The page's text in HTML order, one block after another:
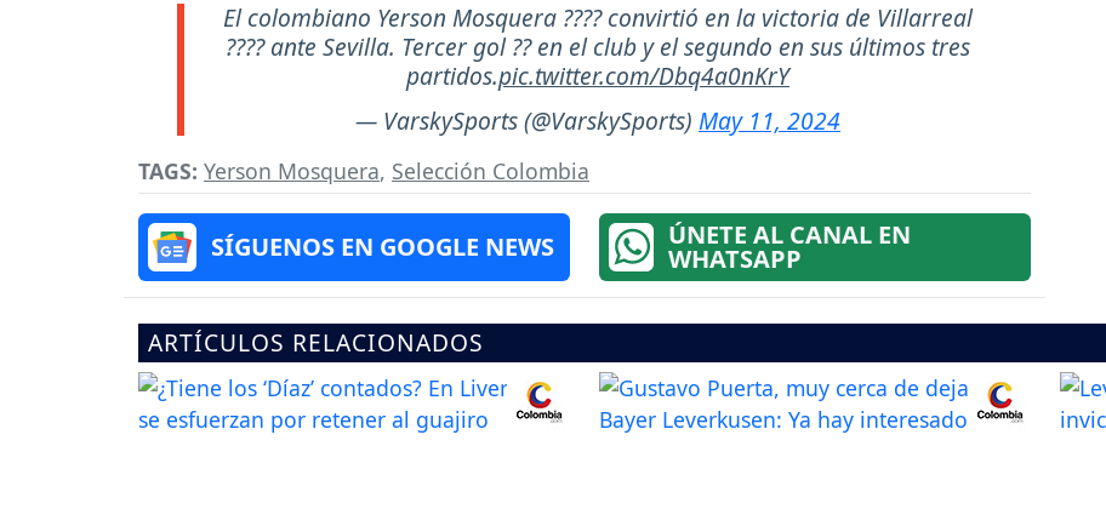
El colombiano Yerson Mosquera ???? convirtió en la victoria de Villarreal
???? ante Sevilla. Tercer gol ?? en el club y el segundo en sus últimos tres
partidos.pic.twitter.com/Dbq4a0nKrY
— VarskySports (@VarskySports) May 11, 2024
TAGS: Yerson Mosquera, Selección Colombia
SÍGUENOS EN GOOGLE NEWS ÚNETE AL CANAL EN
WHATSAPP
ARTÍCULOS RELACIONADOS